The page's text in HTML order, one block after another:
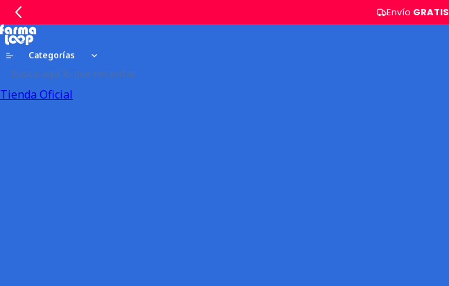
Envío GRATIS
Categorías
Tienda Oficial